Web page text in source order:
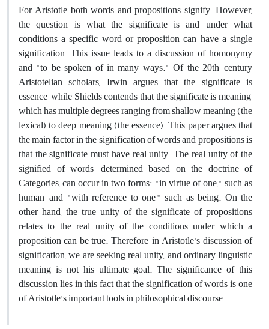
For Aristotle both words and propositions signify. However,
the question is what the significate is and under what
conditions a specific word or proposition can have a single
signification. This issue leads to a discussion of homonymy
and "to be spoken of in many ways." Of the 20th-century
Aristotelian scholars, Irwin argues that the significate is
essence, while Shields contends that the significate is meaning,
which has multiple degrees ranging from shallow meaning (the
lexical) to deep meaning (the essence). This paper argues that
the main factor in the signification of words and propositions is
that the significate must have real unity. The real unity of the
signified of words, determined based on the doctrine of
Categories, can occur in two forms: "in virtue of one," such as
human, and "with reference to one," such as being. On the
other hand, the true unity of the significate of propositions
relates to the real unity of the conditions under which a
proposition can be true. Therefore, in Aristotle's discussion of
signification, we are seeking real unity, and ordinary linguistic
meaning is not his ultimate goal. The significance of this
discussion lies in this fact that the signification of words is one
of Aristotle's important tools in philosophical discourse.